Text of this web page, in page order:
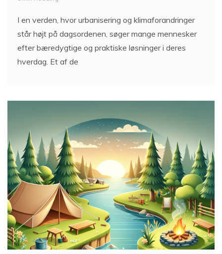
I en verden, hvor urbanisering og klimaforandringer
står højt på dagsordenen, søger mange mennesker
efter bæredygtige og praktiske løsninger i deres
hverdag. Et af de